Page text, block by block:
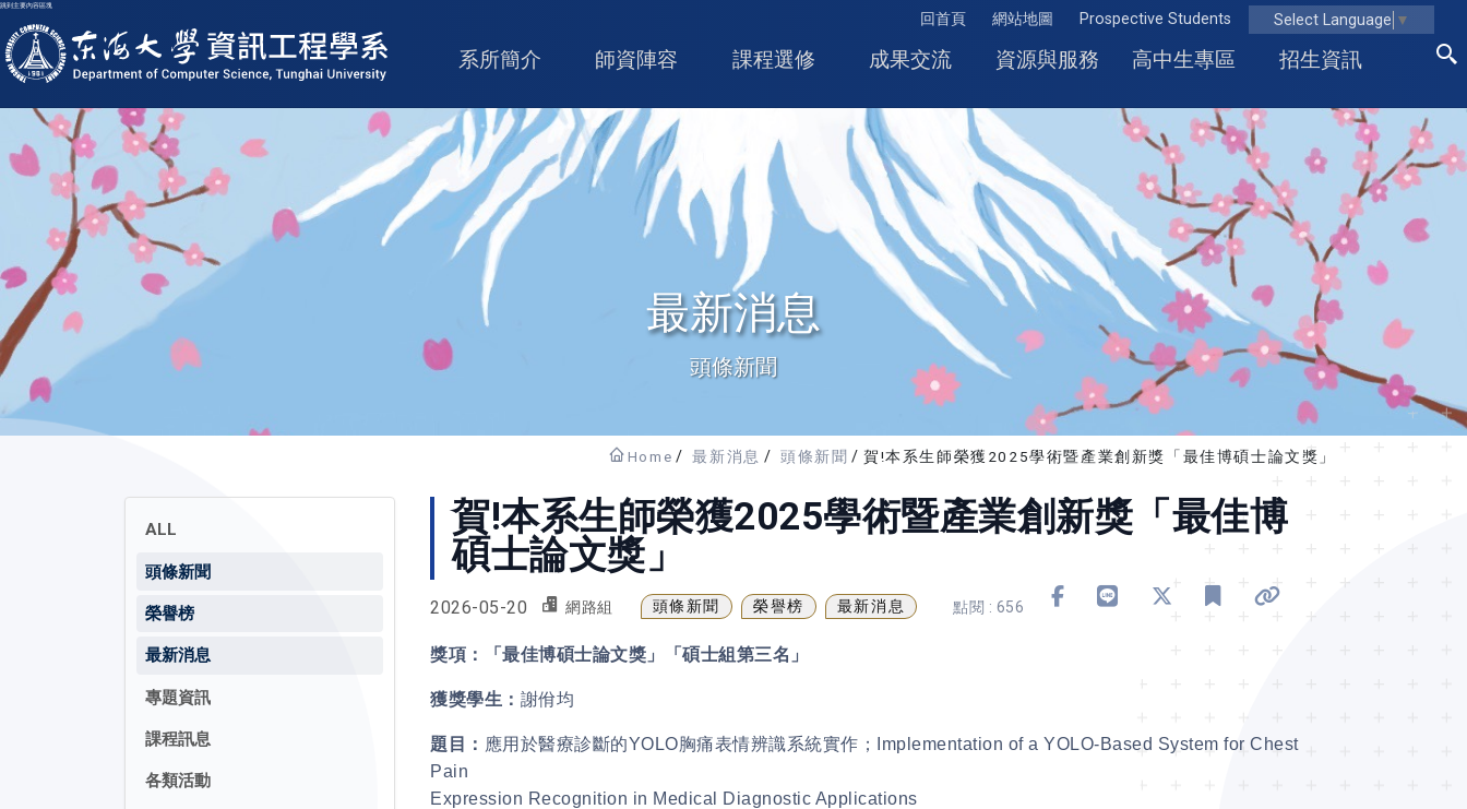
跳到主要內容區塊
回首頁 網站地圖 Prospective Students Select Language ▼
東海大學logo
系所簡介 師資陣容 課程選修 成果交流 資源與服務 高中生專區 招生資訊
最新消息
頭條新聞
Home 最新消息 頭條新聞 賀!本系生師榮獲2025學術暨產業創新獎「最佳博碩士論文獎」
ALL
頭條新聞
榮譽榜
最新消息
專題資訊
課程訊息
各類活動
賀!本系生師榮獲2025學術暨產業創新獎「最佳博
碩士論文獎」
2026-05-20 網路組 頭條新聞 榮譽榜 最新消息 點閱 : 656
獎項：「最佳博碩士論文獎」「碩士組第三名」
獲獎學生： 謝佾均
題目： 應用於醫療診斷的YOLO胸痛表情辨識系統實作；Implementation of a YOLO-Based System for Chest
Pain
Expression Recognition in Medical Diagnostic Applications